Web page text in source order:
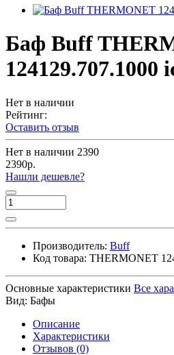
Баф Buff
124129.707.1000
Нет в наличии
Рейтинг:
Оставить отзыв
Нет в наличии 2390
2390р.
Нашли дешевле?
Производитель: Buff
Код товара: THERMONET
Основные характеристики Все
Вид: Бафы
Описание
Характеристики
Отзывов (0)